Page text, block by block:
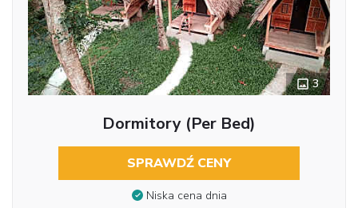
3
Dormitory (per Bed)
SPRAWDŹ CENY
Niska cena dnia